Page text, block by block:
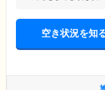
空き状況を知